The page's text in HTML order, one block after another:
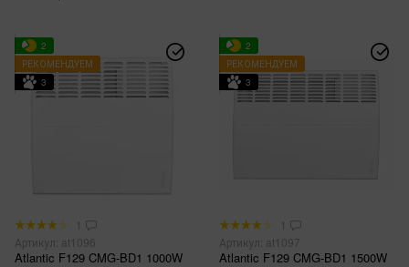
2
РЕКОМЕНДУЕМ
3
1
Артикул: at1096
Atlantic F129 CMG-BD1 1000W
2
РЕКОМЕНДУЕМ
3
1
Артикул: at1097
Atlantic F129 CMG-BD1 1500W